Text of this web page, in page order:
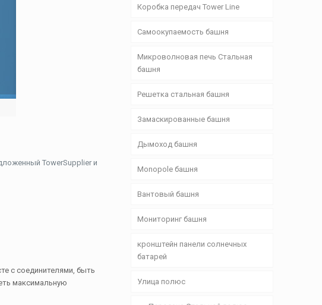
TowerSupplier и
с соединителями, быть
максимальную
Коробка передач Tower Line
Самоокупаемость башня
Микроволновая печь Стальная
башня
Решетка стальная башня
Замаскированные башня
Дымоход башня
Monopole башня
Вантовый башня
Мониторинг башня
кронштейн панели солнечных
батарей
Улица полюс